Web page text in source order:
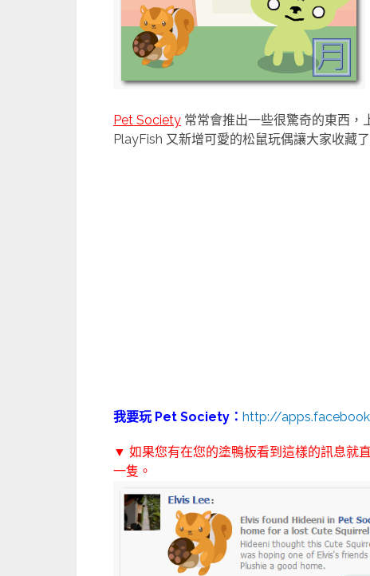
Pet Society 常常會推出一些很驚奇的東西，
PlayFish 又新增可愛的松鼠玩偶讓大家收藏了
我要玩 Pet Society： http://
▼ 如果您有在您的塗鴨板看到這樣的訊息就
一隻。